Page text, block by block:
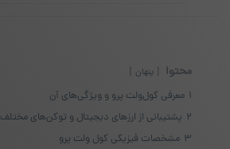
محتوا پنهان
1 معرفی کول‌ولت پرو و ویژگی‌های آن
2 پشتیبانی از ارزهای دیجیتال و توکن‌های مختلف
3 مشخصات فیزیکی کول ولت پرو